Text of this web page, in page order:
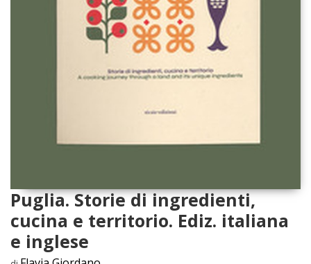
Puglia. Storie di ingredienti,
cucina e territorio. Ediz. italiana
e inglese